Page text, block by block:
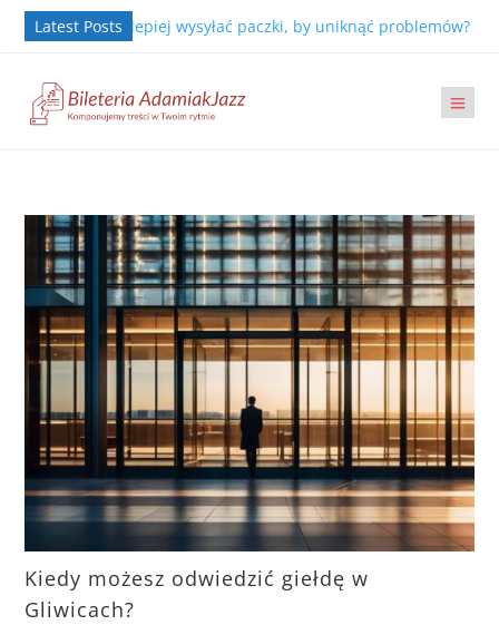
Latest Posts
Jak najlepiej wysyłać paczki, by uniknąć problemów? Jak
Kiedy możesz odwiedzić giełdę w
Gliwicach?